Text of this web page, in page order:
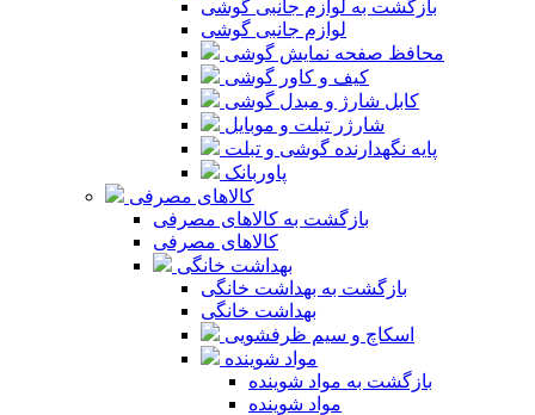
بازگشت به لوازم جانبی گوشی
لوازم جانبی گوشی
محافظ صفحه نمایش گوشی
کیف و کاور گوشی
کابل شارژ و مبدل گوشی
شارژر تبلت و موبایل
پایه نگهدارنده گوشی و تبلت
پاوربانک
کالاهای مصرفی
بازگشت به کالاهای مصرفی
کالاهای مصرفی
بهداشت خانگی
بازگشت به بهداشت خانگی
بهداشت خانگی
اسکاچ و سیم ظرفشویی
مواد شوینده
بازگشت به مواد شوینده
مواد شوینده